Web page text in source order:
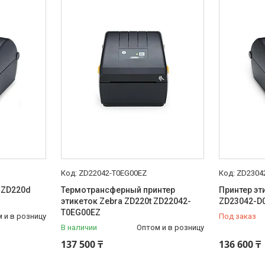
и в розницу
ZD22042-T0EG00EZ
Термотрансферный принтер
этикеток Zebra ZD220t ZD22042-
T0EG00EZ
В наличии Оптом и в розницу
137 500 ₸
Принтер
ZD23042-
Под заказ
136 600 ₸